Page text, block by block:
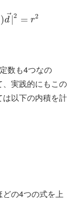
)d ⃗2 = r2
数も4つなの
実践的にもこの
以下の内積を計
の4つの式を上